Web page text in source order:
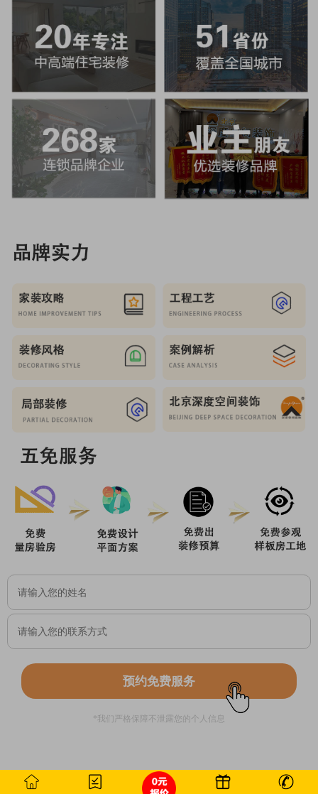
预约免费服务
*我们严格保障不泄露您的个人信息